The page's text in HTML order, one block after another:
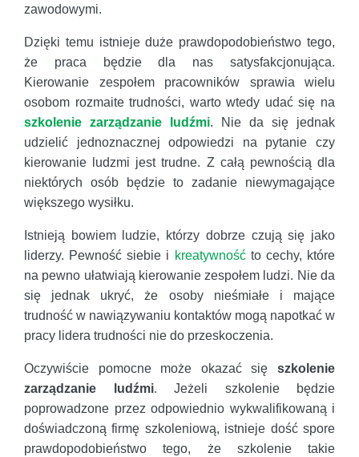
zawodowymi.
Dzięki temu istnieje duże prawdopodobieństwo tego,
że praca będzie dla nas satysfakcjonująca.
Kierowanie zespołem pracowników sprawia wielu
osobom rozmaite trudności, warto wtedy udać się na
szkolenie zarządzanie ludźmi. Nie da się jednak
udzielić jednoznacznej odpowiedzi na pytanie czy
kierowanie ludzmi jest trudne. Z całą pewnością dla
niektórych osób będzie to zadanie niewymagające
większego wysiłku.
Istnieją bowiem ludzie, którzy dobrze czują się jako
liderzy. Pewność siebie i kreatywnośćto cechy, które
na pewno ułatwiają kierowanie zespołem ludzi. Nie da
się jednak ukryć, że osoby nieśmiałe i mające
trudność w nawiązywaniu kontaktów mogą napotkać w
pracy lidera trudności nie do przeskoczenia.
Oczywiście pomocne może okazać się szkolenie
zarządzanie ludźmi. Jeżeli szkolenie będzie
poprowadzone przez odpowiednio wykwalifikowaną i
doświadczoną firmę szkoleniową, istnieje dość spore
prawdopodobieństwo tego, że szkolenie takie